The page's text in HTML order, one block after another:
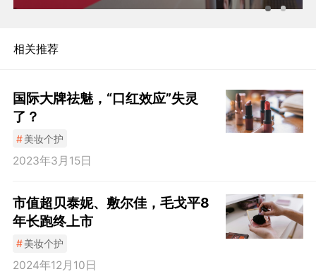
相关推荐
国际大牌祛魅，“口红效应”失灵
了？
#美妆个护
2023年3月15日
市值超贝泰妮、敷尔佳，毛戈平8
年长跑终上市
#美妆个护
2024年12月10日